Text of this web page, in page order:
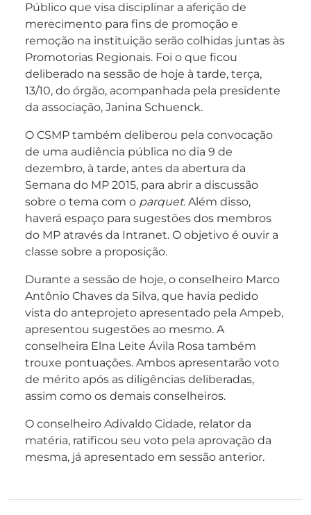
Público que visa disciplinar a aferição de
merecimento para fins de promoção e
remoção na instituição serão colhidas juntas às
Promotorias Regionais. Foi o que ficou
deliberado na sessão de hoje à tarde, terça,
13/10, do órgão, acompanhada pela presidente
da associação, Janina Schuenck.
O CSMP também deliberou pela convocação
de uma audiência pública no dia 9 de
dezembro, à tarde, antes da abertura da
Semana do MP 2015, para abrir a discussão
sobre o tema com o parquet. Além disso,
haverá espaço para sugestões dos membros
do MP através da Intranet. O objetivo é ouvir a
classe sobre a proposição.
Durante a sessão de hoje, o conselheiro Marco
Antônio Chaves da Silva, que havia pedido
vista do anteprojeto apresentado pela Ampeb,
apresentou sugestões ao mesmo. A
conselheira Elna Leite Ávila Rosa também
trouxe pontuações. Ambos apresentarão voto
de mérito após as diligências deliberadas,
assim como os demais conselheiros.
O conselheiro Adivaldo Cidade, relator da
matéria, ratificou seu voto pela aprovação da
mesma, já apresentado em sessão anterior.